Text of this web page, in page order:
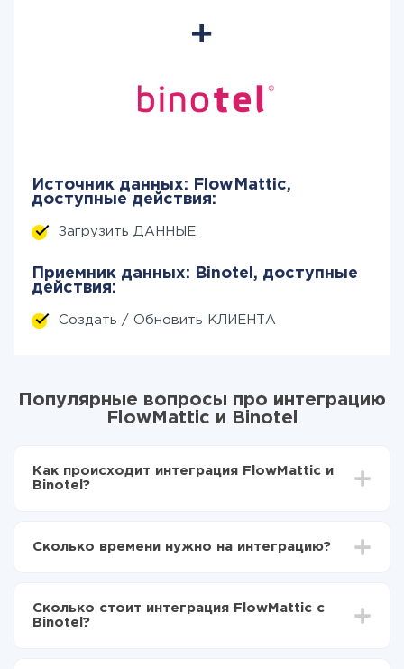
Источник данных: FlowMattic,
доступные действия:
Загрузить ДАННЫЕ
Приемник данных: Binotel, доступные
действия:
Создать / Обновить КЛИЕНТА
Популярные вопросы про интеграцию
FlowMattic и Binotel
Как происходит интеграция FlowMattic и
Binotel?
Выбираете какие данные передавать из
Теперь данные будут автоматически
передаваться из FlowMattic в Binotel
Сколько времени нужно на интеграцию?
отличаться и составлять от 5-ти до 30-минут. В
среднем настройка занимает 10-15 минут.
Сколько стоит интеграция FlowMattic с
Binotel?